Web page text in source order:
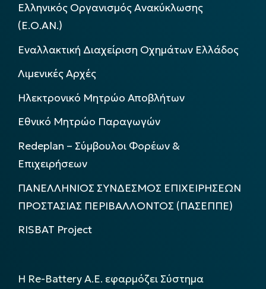
Ελληνικός Οργανισμός Ανακύκλωσης
(Ε.Ο.ΑΝ.)
Εναλλακτική Διαχείριση Οχημάτων Ελλάδος
Λιμενικές Αρχές
Ηλεκτρονικό Μητρώο Αποβλήτων
Εθνικό Μητρώο Παραγωγών
Redeplan – Σύμβουλοι Φορέων &
Επιχειρήσεων
ΠΑΝΕΛΛΗΝΙΟΣ ΣΥΝΔΕΣΜΟΣ ΕΠΙΧΕΙΡΗΣΕΩΝ
ΠΡΟΣΤΑΣΙΑΣ ΠΕΡΙΒΑΛΛΟΝΤΟΣ (ΠΑΣΕΠΠΕ)
RISBAT Project
Η Re-Battery Α.Ε. εφαρμόζει Σύστημα